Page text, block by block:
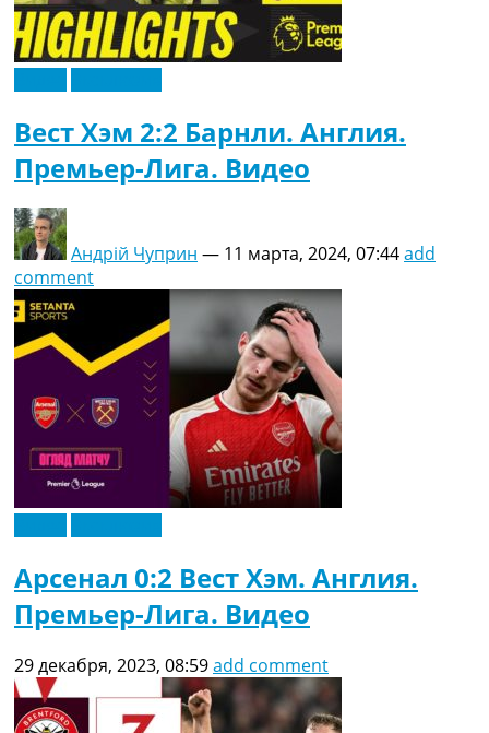
Вест Хэм 2:2 Барнли. Англия.
Премьер-Лига. Видео
Андрій Чуприн — 11 марта, 2024, 07:44add
comment
Арсенал 0:2 Вест Хэм. Англия.
Премьер-Лига. Видео
29 декабря, 2023, 08:59add comment